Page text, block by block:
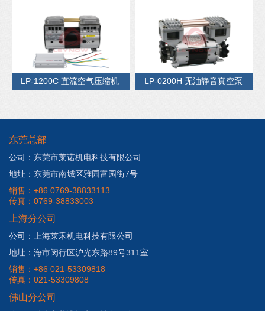
LP-1200C 直流空气压缩机 LP-0200H 无油静音真空泵
东莞总部
公司：东莞市莱诺机电科技有限公司
地址：东莞市南城区雅园富园街7号
销售：+86 0769-38833113
传真：0769-38833003
上海分公司
公司：上海莱禾机电科技有限公司
地址：海市闵行区沪光东路89号311室
销售：+86 021-53309818
传真：021-53309808
佛山分公司